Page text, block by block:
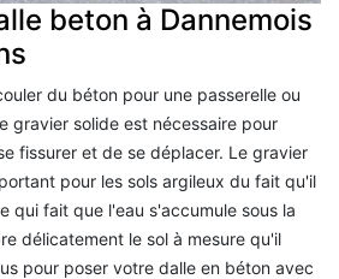
beton à Dannemois
du béton pour une passerelle ou
gravier solide est nécessaire pour
fissurer et de se déplacer. Le gravier
pour les sols argileux du fait qu'il
qui fait que l'eau s'accumule sous la
délicatement le sol à mesure qu'il
pour poser votre dalle en béton avec